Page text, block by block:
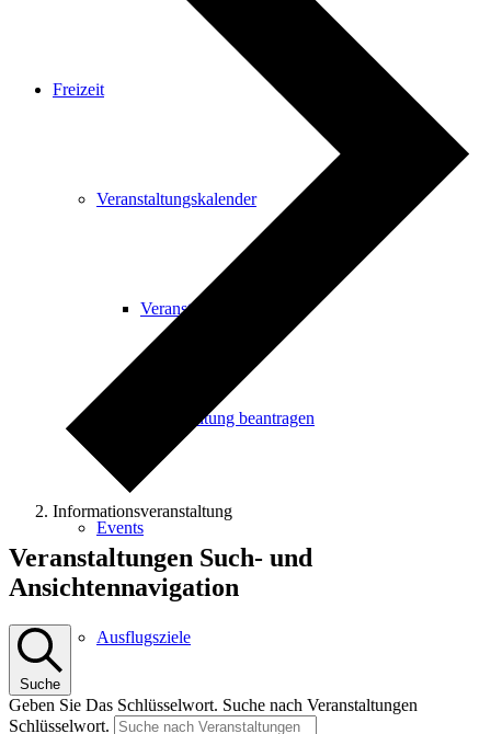
Freizeit
Veranstaltungskalender
Veranstaltungskalender
Veranstaltung beantragen
Events
Ausflugsziele
Informationsveranstaltung
Veranstaltungen
für
Juni
2026
Veranstaltungen Such- und
Ansichtennavigation
Suche
Geben Sie Das Schlüsselwort. Suche nach Veranstaltungen
Schlüsselwort.